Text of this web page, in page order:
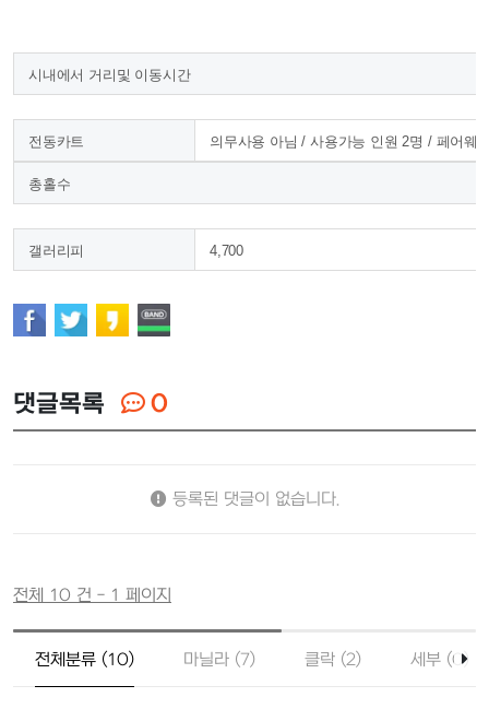
시내에서 거리및 이동시간
전동카트 의무사용 아님 / 사용가능 인원 2명 / 페어웨
총홀수
갤러리피 4,700
댓글목록 0
등록된 댓글이 없습니다.
전체 10 건 - 1 페이지
전체분류 (10) 마닐라 (7) 클락 (2) 세부 (0)